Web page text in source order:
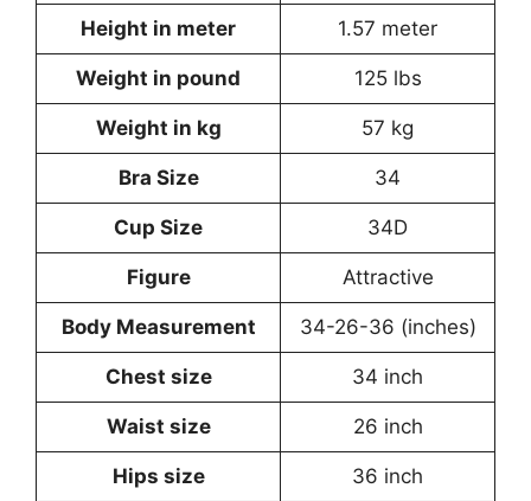
Height in meter 1.57 meter
Weight in pound 125 lbs
Weight in kg 57 kg
Bra Size 34
Cup Size 34D
Figure Attractive
Body Measurement 34-26-36 (inches)
Chest size 34 inch
Waist size 26 inch
Hips size 36 inch